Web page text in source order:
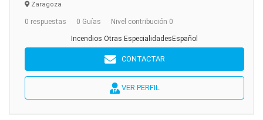
Zaragoza
0 respuestas 0 Guías Nivel contribución 0
Incendios Otras EspecialidadesEspañol
CONTACTAR
VER PERFIL